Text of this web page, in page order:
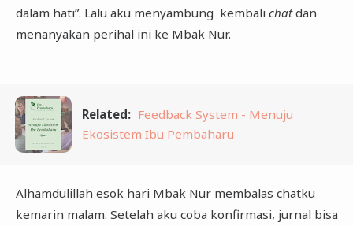
dalam hati”. Lalu aku menyambung kembali chatdan
menanyakan perihal ini ke Mbak Nur.
Related: Feedback System - Menuju
Ekosistem Ibu Pembaharu
Alhamdulillah esok hari Mbak Nur membalas chatku
kemarin malam. Setelah aku coba konfirmasi, jurnal bisa